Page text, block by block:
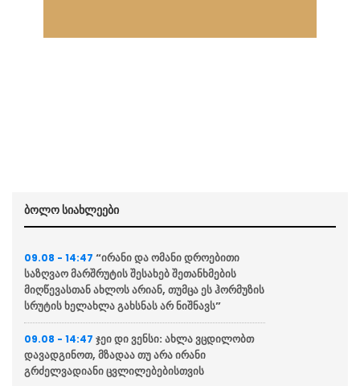
ბოლო სიახლეები
09.08 - 14:47 “ირანი და ომანი დროებითი
საზღვაო მარშრუტის შესახებ შეთანხმების
მიღწევასთან ახლოს არიან, თუმცა ეს ჰორმუზის
სრუტის ხელახლა გახსნას არ ნიშნავს”
09.08 - 14:47 ჯეი დი ვენსი: ახლა ვცდილობთ
დავადგინოთ, მზადაა თუ არა ირანი
გრძელვადიანი ცვლილებებისთვის